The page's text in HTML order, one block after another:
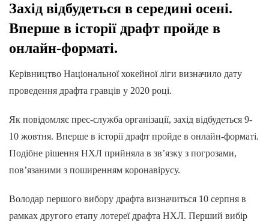
Захід відбудеться в середині осені.
Вперше в історії драфт пройде в
онлайн-форматі.
Керівництво Національної хокейної ліги визначило дату
проведення драфта гравців у 2020 році.
Як повідомляє прес-служба організації, захід відбудеться 9-
10 жовтня. Вперше в історії драфт пройде в онлайн-форматі.
Подібне рішення НХЛ прийняла в зв’язку з погрозами,
пов’язаними з поширенням коронавірусу.
Володар першого вибору драфта визначиться 10 серпня в
рамках другого етапу лотереї драфта НХЛ. Перший вибір